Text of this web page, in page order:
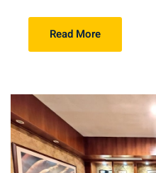
Read More